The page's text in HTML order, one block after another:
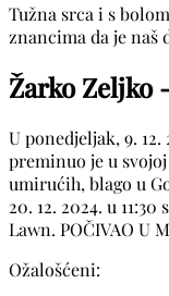
Tužna srca i s
znancima da je naš
Žarko Zeljko
U ponedjeljak, 9.
preminuo je u
umirućih, blago u
20. 12. 2024. u
Lawn. POČIVAO U
Ožalošćeni: